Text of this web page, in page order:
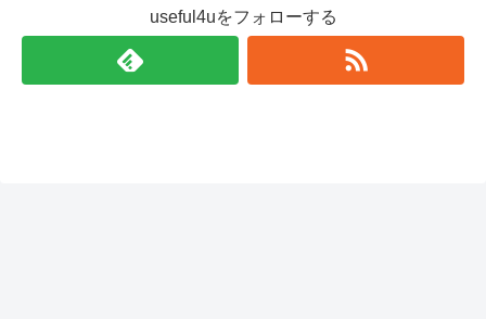
useful4uをフォローする